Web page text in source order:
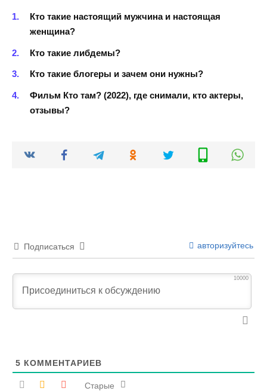
Кто такие настоящий мужчина и настоящая
женщина?
Кто такие либдемы?
Кто такие блогеры и зачем они нужны?
Фильм Кто там? (2022), где снимали, кто актеры,
отзывы?
Подписаться авторизуйтесь
10000
5 КОММЕНТАРИЕВ
Старые